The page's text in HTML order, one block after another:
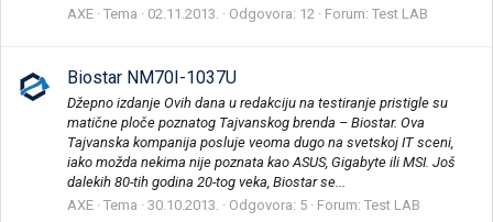
AXE Tema 02.11.2013. Odgovora: 12 Forum: Test LAB
Biostar NM70I-1037U
Džepno izdanje Ovih dana u redakciju na testiranje pristigle su
matične ploče poznatog Tajvanskog brenda – Biostar. Ova
Tajvanska kompanija posluje veoma dugo na svetskoj IT sceni,
iako možda nekima nije poznata kao ASUS, Gigabyte ili MSI. Još
dalekih 80-tih godina 20-tog veka, Biostar se...
AXE Tema 30.10.2013. Odgovora: 5 Forum: Test LAB